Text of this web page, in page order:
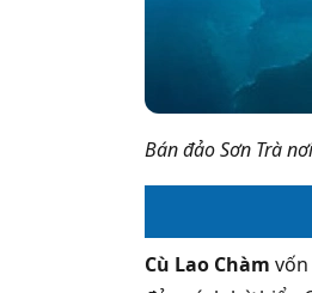
Bán đảo Sơn Trà
Cù Lao Chàm